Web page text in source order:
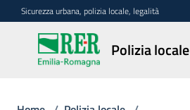
Vai al contenuto
Vai alla navigazione
Vai al footer
Sicurezza urbana, polizia locale, legalità
Polizia locale
Polizia
locale